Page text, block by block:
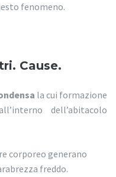
fenomeno.
Cause.
la cui formazione
dell’abitacolo
corporeo generano
freddo.